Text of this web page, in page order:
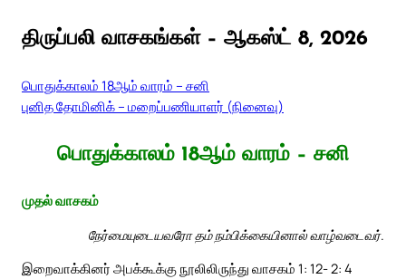
திருப்பலி வாசகங்கள் – ஆகஸ்ட் 8, 2026
பொதுக்காலம் 18ஆம் வாரம் – சனி
புனித தோமினிக் – மறைப்பணியாளர் (நினைவு)
பொதுக்காலம் 18ஆம் வாரம் – சனி
முதல் வாசகம்
நேர்மையுடையவரோ தம் நம்பிக்கையினால் வாழ்வடைவர்.
இறைவாக்கினர் அபக்கூக்கு நூலிலிருந்து வாசகம் 1: 12- 2: 4